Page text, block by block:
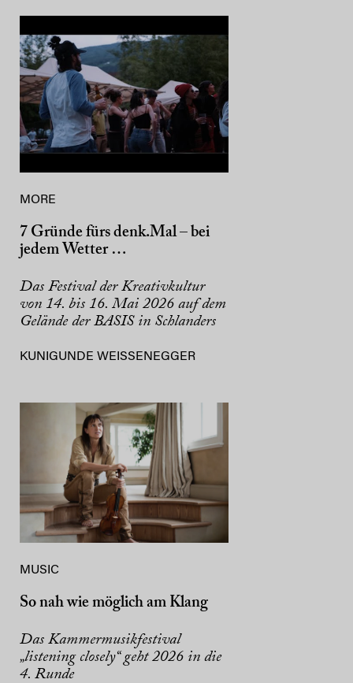
MORE
7 Gründe fürs denk.Mal – bei
jedem Wetter …
Das Festival der Kreativkultur
von 14. bis 16. Mai 2026 auf dem
Gelände der BASIS in Schlanders
KUNIGUNDE WEISSENEGGER
MUSIC
So nah wie möglich am Klang
Das Kammermusikfestival
„listening closely“ geht 2026 in die
4. Runde